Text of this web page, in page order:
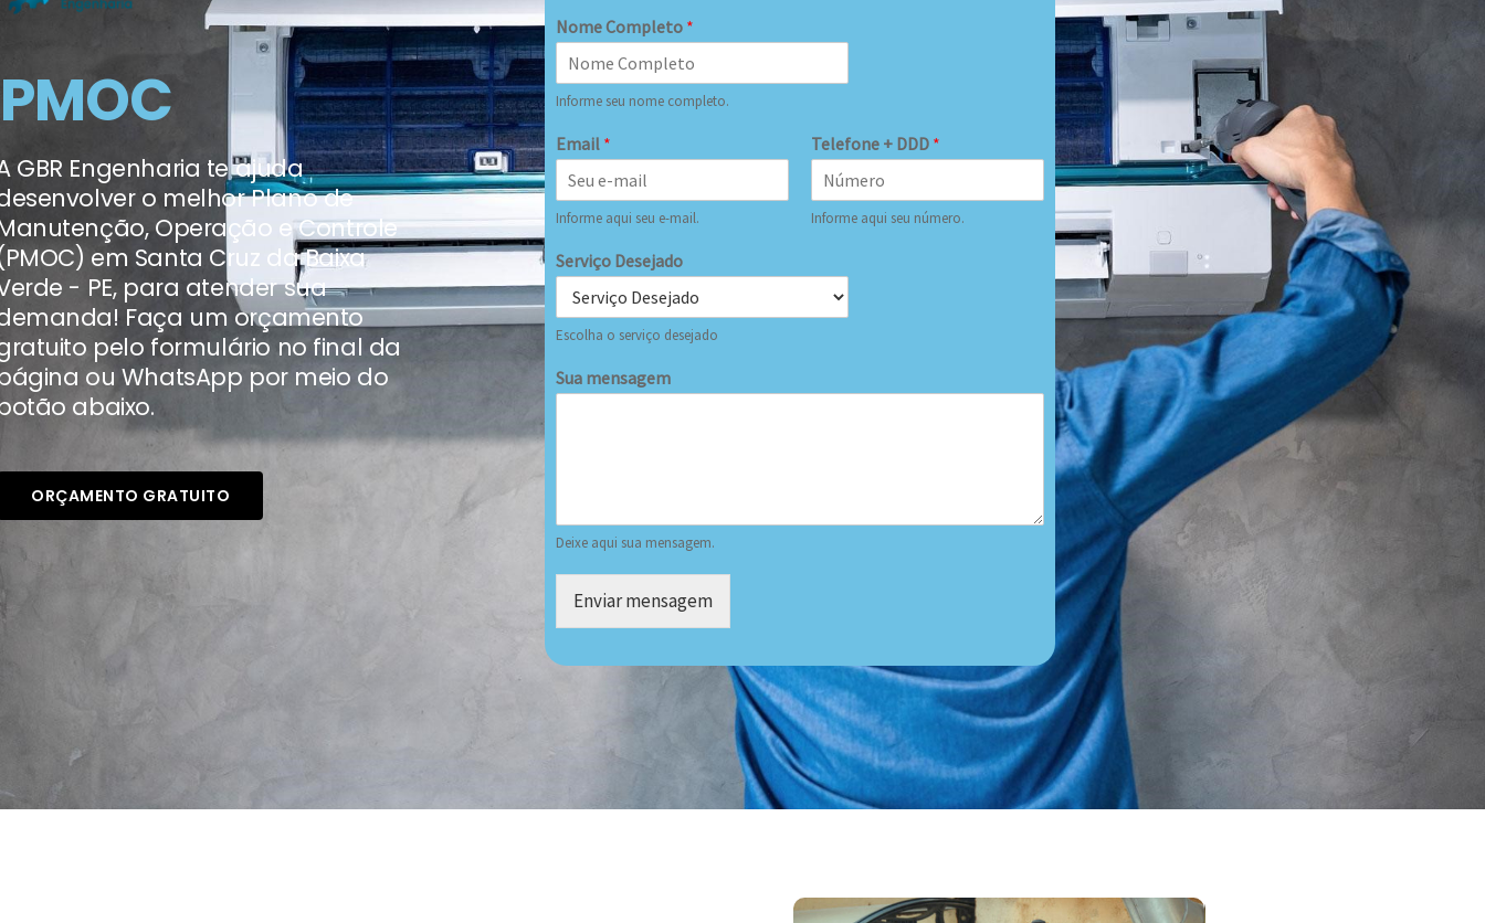
PMOC
GBR Engenharia te ajuda
o melhor Plano de
Operação e Controle
em Santa Cruz da Baixa
- PE, para atender sua
Faça um orçamento
pelo formulário no final da
ou WhatsApp por meio do
abaixo.
ORÇAMENTO GRATUITO
Nome Completo *
Informe seu nome completo.
Email *
Informe aqui seu e-mail.
Telefone + DDD *
Informe aqui seu número.
Serviço Desejado
Escolha o serviço desejado
Sua mensagem
Deixe aqui sua mensagem.
Enviar mensagem